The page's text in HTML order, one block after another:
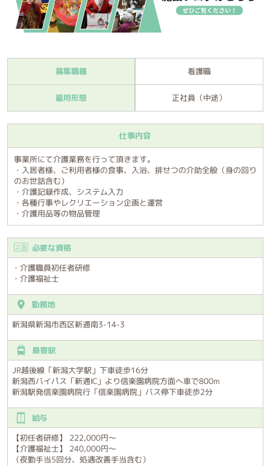
募集職種 看護職
雇用形態 正社員（中途）
仕事内容
事業所にて介護業務を行って頂きます。
・入居者様、ご利用者様の食事、入浴、排せつの介助全般（身の回り
のお世話含む）
・介護記録作成、システム入力
・各種行事やレクリエーション企画と運営
・介護用品等の物品管理
必要な資格
・介護職員初任者研修
・介護福祉士
勤務地
新潟県新潟市西区新通南3-14-3
最寄駅
JR越後線「新潟大学駅」下車徒歩16分
新潟西バイパス「新通IC」より信楽園病院方面へ車で800m
新潟駅発信楽園病院行「信楽園病院」バス停下車徒歩2分
給与
【初任者研修】 222,000円～
【介護福祉士】 240,000円～
（夜勤手当5回分、処遇改善手当含む）